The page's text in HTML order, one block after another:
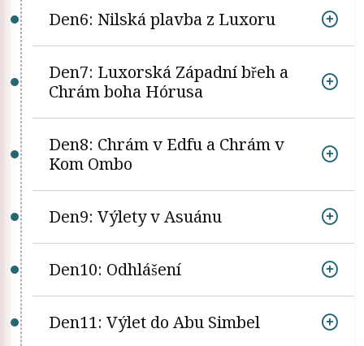
Den6: Nilská plavba z Luxoru
Den7: Luxorská Západní břeh a
Chrám boha Hórusa
Den8: Chrám v Edfu a Chrám v
Kom Ombo
Den9: Výlety v Asuánu
Den10: Odhlášení
Den11: Výlet do Abu Simbel